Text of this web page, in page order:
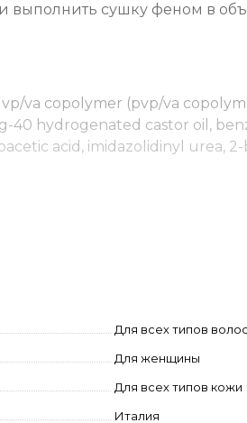
выполнить сушку феном в
va copolymer (pvp/va
40 hydrogenated castor oil,
acid, imidazolidinyl urea,
Для всех типов волос
Для женщины
Для всех типов кожи
Италия